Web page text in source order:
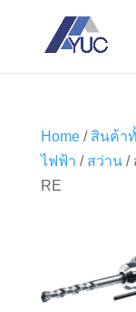
Home/ สินค้า
ไฟฟ้า / สว่าน/
RE